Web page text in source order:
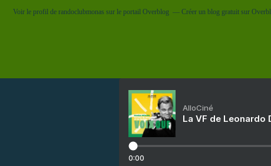
Voir le profil de randoclubmonas sur le portail Overblog Créer un blog gratuit sur
AlloCiné
La VF de Leonardo
0:00